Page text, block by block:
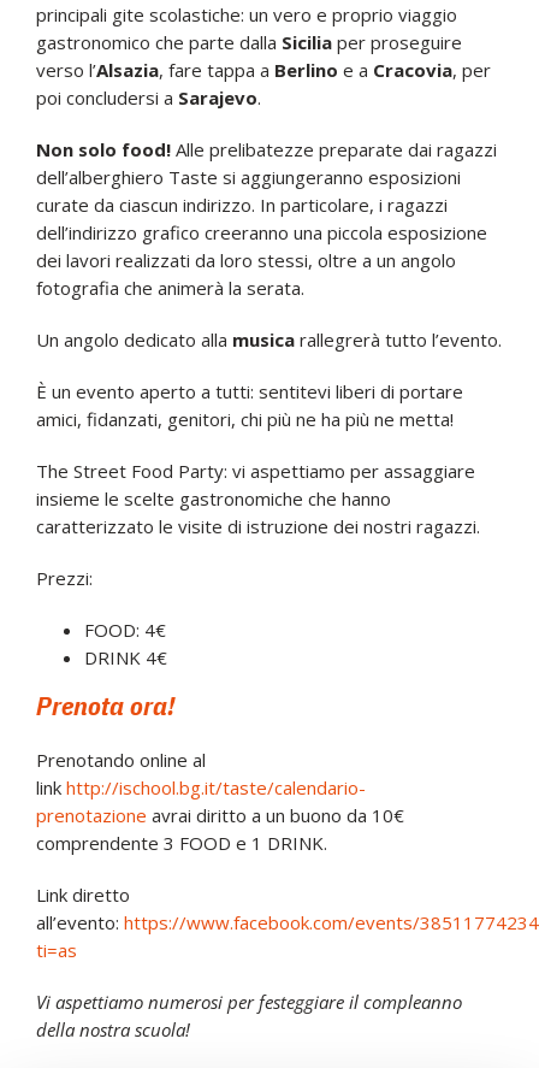
principali gite scolastiche: un vero e proprio viaggio
gastronomico che parte dalla Siciliaper proseguire
verso l’Alsazia, fare tappa a Berlino e a Cracovia, per
poi concludersi a Sarajevo.
Non solo food!Alle prelibatezze preparate dai ragazzi
dell’alberghiero Taste si aggiungeranno esposizioni
curate da ciascun indirizzo. In particolare, i ragazzi
dell’indirizzo grafico creeranno una piccola esposizione
dei lavori realizzati da loro stessi, oltre a un angolo
fotografia che animerà la serata.
Un angolo dedicato alla musicarallegrerà tutto l’evento.
È un evento aperto a tutti: sentitevi liberi di portare
amici, fidanzati, genitori, chi più ne ha più ne metta!
The Street Food Party: vi aspettiamo per assaggiare
insieme le scelte gastronomiche che hanno
caratterizzato le visite di istruzione dei nostri ragazzi.
Prezzi:
FOOD: 4€
DRINK 4€
Prenota ora!
Prenotando online al
link http://ischool.bg.it/taste/calendario-
prenotazione avrai diritto a un buono da 10€
comprendente 3 FOOD e 1 DRINK.
Link diretto
all’evento: https://www.facebook.com/events/
ti=as
Vi aspettiamo numerosi per festeggiare il compleanno
della nostra scuola!